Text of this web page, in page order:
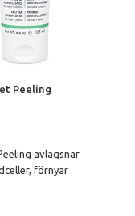
Peeling
avlägsnar
förnyar